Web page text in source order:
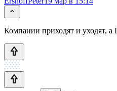
Компании приходят и уходят,